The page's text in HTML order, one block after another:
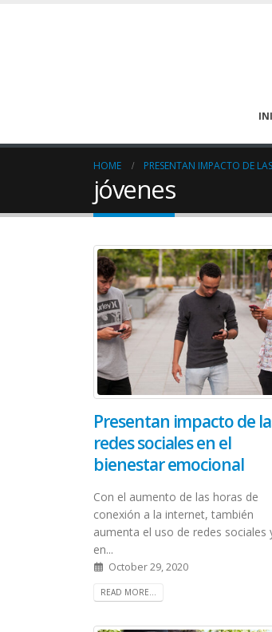
HOME PRESENTAN IMPACTO DE
jóvenes
Presentan impacto de
redes sociales en el
bienestar emocional
Con el aumento de las horas de
conexión a la internet, también
aumenta el uso de redes sociales
en...
October 29, 2020
READ MORE...